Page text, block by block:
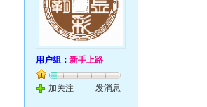
用户组：新手上路
加关注 发消息